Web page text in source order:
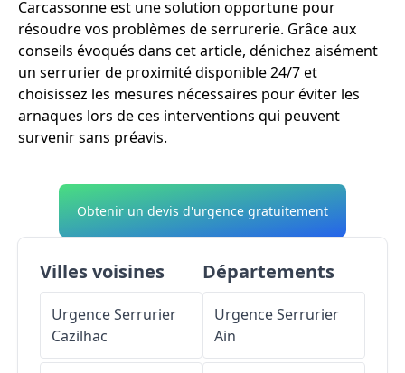
Carcassonne est une solution opportune pour
résoudre vos problèmes de serrurerie. Grâce aux
conseils évoqués dans cet article, dénichez aisément
un serrurier de proximité disponible 24/7 et
choisissez les mesures nécessaires pour éviter les
arnaques lors de ces interventions qui peuvent
survenir sans préavis.
Obtenir un devis d'urgence gratuitement
Villes voisines
Urgence Serrurier
Cazilhac
Départements
Urgence Serrurier
Ain